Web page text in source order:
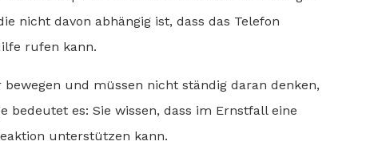
nicht davon abhängig ist, dass das Telefon
rufen kann.
und müssen nicht ständig daran denken,
bedeutet es: Sie wissen, dass im Ernstfall eine
unterstützen kann.